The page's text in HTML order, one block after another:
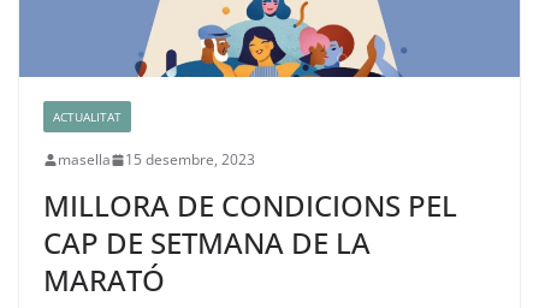
ACTUALITAT
masella 15 desembre, 2023
MILLORA DE CONDICIONS PEL
CAP DE SETMANA DE LA
MARATÓ